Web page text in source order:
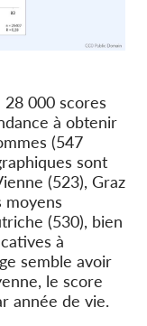
28 000 scores
à obtenir
(547
sont
(523), Graz
moyens
(530), bien
à
semble avoir
le score
année de vie.